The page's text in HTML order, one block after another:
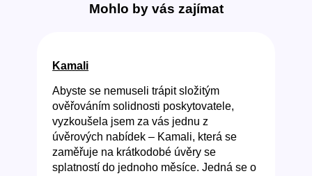
Mohlo by vás zajímat
Kamali
Abyste se nemuseli trápit složitým
ověřováním solidnosti poskytovatele,
vyzkoušela jsem za vás jednu z
úvěrových nabídek – Kamali, která se
zaměřuje na krátkodobé úvěry se
splatností do jednoho měsíce. Jedná se o